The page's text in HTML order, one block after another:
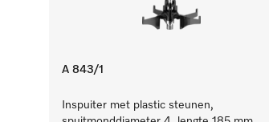
A 843/1
Inspuiter met plastic steunen,